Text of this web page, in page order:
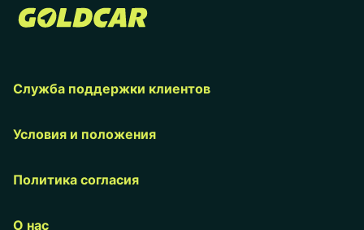
Служба поддержки клиентов
Условия и положения
Политика согласия
О нас